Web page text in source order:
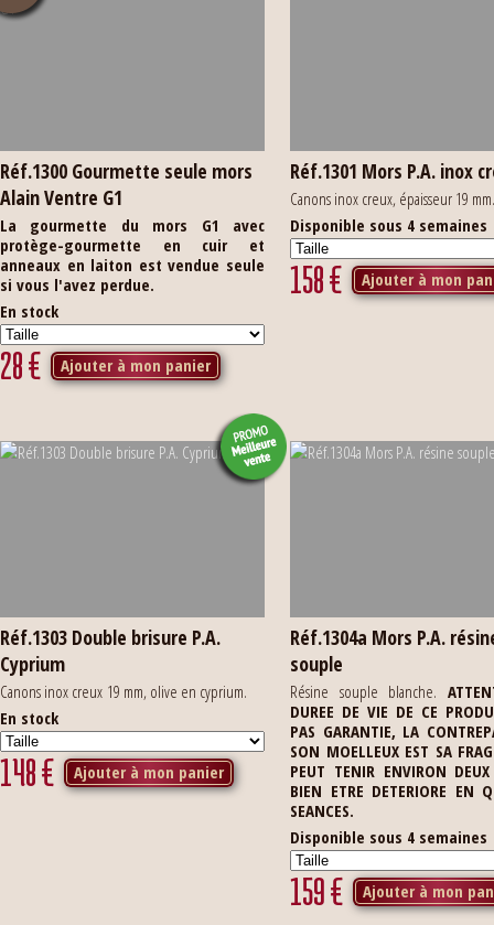
Réf.1300 Gourmette seule mors
Alain Ventre G1
La gourmette du mors G1 avec
protège-gourmette en cuir et
anneaux en laiton est vendue seule
si vous l'avez perdue.
En stock
28€ Ajouter à mon panier
Réf.1301 Mors P.A. inox
Canons inox creux, épaisseur 19
Disponible sous 4 semaines
158€ Ajouter à mon
Réf.1303 Double brisure P.A.
Cyprium
Canons inox creux 19 mm, olive en cyprium.
En stock
148€ Ajouter à mon panier
Réf.1304a Mors P.A.
souple
Résine souple blanche.
DUREE DE VIE DE CE
PAS GARANTIE, LA
SON MOELLEUX EST SA
PEUT TENIR ENVIRON
BIEN ETRE DETERIORE EN
SEANCES.
Disponible sous 4 semaines
159€ Ajouter à mon